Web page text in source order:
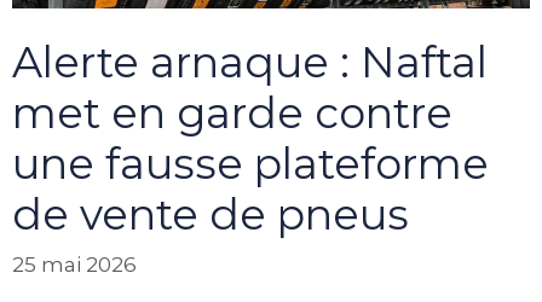
Alerte arnaque : Naftal
met en garde contre
une fausse plateforme
de vente de pneus
25 mai 2026